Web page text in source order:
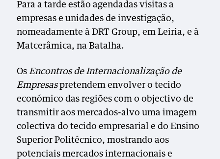
Para a tarde estão agendadas visitas a
empresas e unidades de investigação,
nomeadamente à DRT Group, em Leiria, e à
Matcerâmica, na Batalha.
OsEncontros de Internacionalização de
Empresaspretendem envolver o tecido
económico das regiões com o objectivo de
transmitir aos mercados-alvo uma imagem
colectiva do tecido empresarial e do Ensino
Superior Politécnico, mostrando aos
potenciais mercados internacionais e